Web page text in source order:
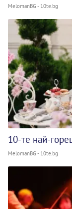
MelomanBG - 10te.bg
10-те най-
MelomanBG - 10te.bg